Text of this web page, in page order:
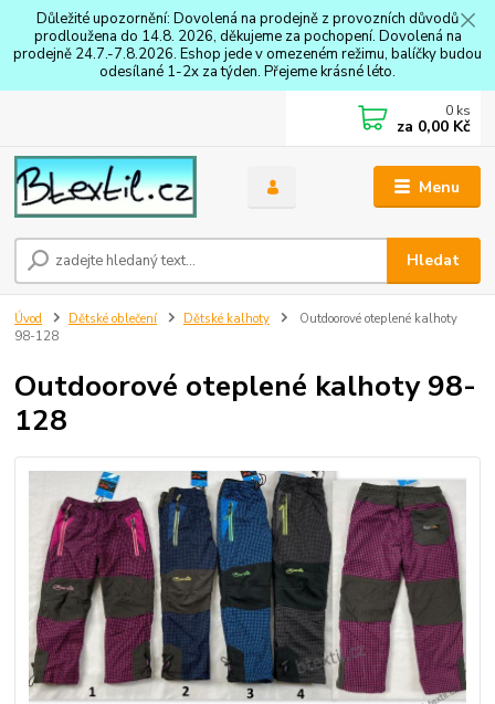
Důležité upozornění: Dovolená na prodejně z provozních důvodů
prodloužena do 14.8. 2026, děkujeme za pochopení. Dovolená na
prodejně 24.7.-7.8.2026. Eshop jede v omezeném režimu, balíčky budou
odesílané 1-2x za týden. Přejeme krásné léto.
Menu
Hledat
0 ks
za 0,00 Kč
Úvod Dětské oblečení Dětské kalhoty
Outdoorové oteplené kalhoty
98-128
Outdoorové oteplené kalhoty 98-
128